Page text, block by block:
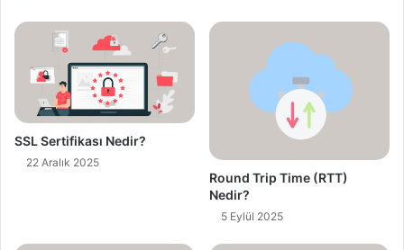
r
i
z
SSL Sertifikası Nedir?
22 Aralık 2025
Round Trip Time (RTT)
Nedir?
5 Eylül 2025